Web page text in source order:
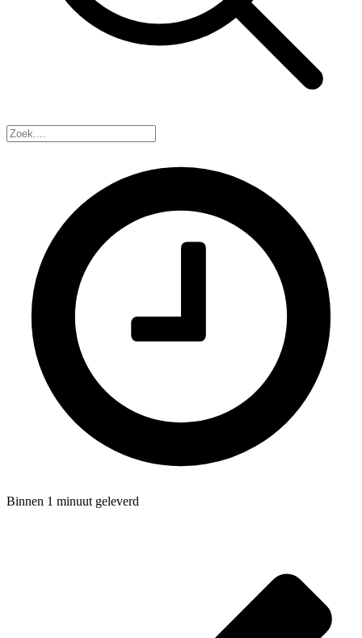
Binnen 1 minuut geleverd